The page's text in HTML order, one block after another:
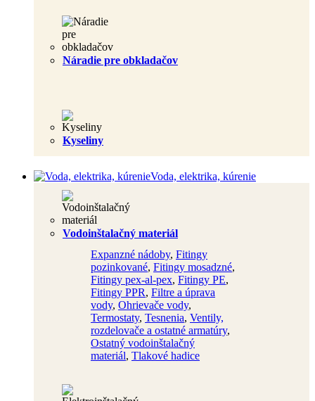
Náradie pre obkladačov
Kyseliny
Voda, elektrika, kúrenie
Vodoinštalačný materiál
Expanzné nádoby, Fitingy
pozinkované, Fitingy mosadzné,
Fitingy pex-al-pex, Fitingy PE,
Fitingy PPR, Filtre a úprava
vody, Ohrievače vody,
Termostaty, Tesnenia, Ventily,
rozdelovače a ostatné armatúry,
Ostatný vodoinštalačný
materiál, Tlakové hadice